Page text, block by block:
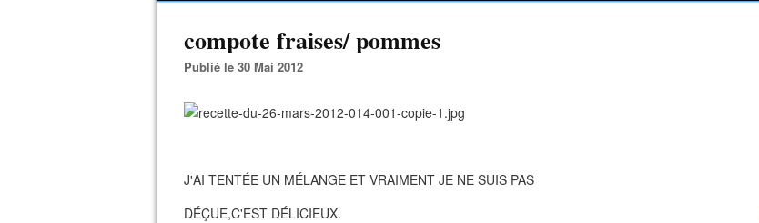
compote fraises/ pommes
Publié le 30 Mai 2012
J'AI TENTÉE UN MÉLANGE ET VRAIMENT JE NE SUIS PAS
DÉÇUE,C'EST DÉLICIEUX.